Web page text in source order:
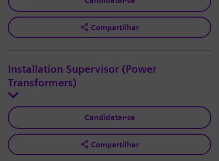
Compartilhar
Installation Supervisor (Power
Transformers)
Candidatar-se
Compartilhar